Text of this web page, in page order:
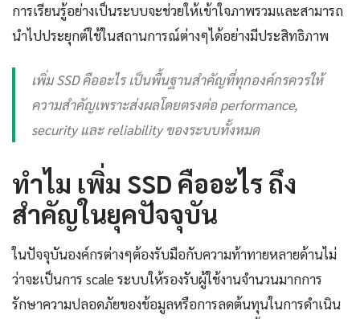
การเรียนรู้อย่างเป็นระบบจะช่วยให้เข้าใจภาพรวมและสามารถ
นำไปประยุกต์ใช้ในสถานการณ์ต่างๆได้อย่างมีประสิทธิภาพ
เพิ่ม SSD คืออะไร เป็นพื้นฐานสำคัญที่ทุกองค์กรควรให้
ความสำคัญเพราะส่งผลโดยตรงต่อ performance,
security และ reliability ของระบบทั้งหมด
ทำไม เพิ่ม SSD คืออะไร ถึง
สำคัญในยุคปัจจุบัน
ในปัจจุบันองค์กรต่างๆต้องรับมือกับความท้าทายหลายด้านไม่
ว่าจะเป็นการ scale ระบบให้รองรับผู้ใช้งานจำนวนมากการ
รักษาความปลอดภัยของข้อมูลหรือการลดต้นทุนในการดำเนิน